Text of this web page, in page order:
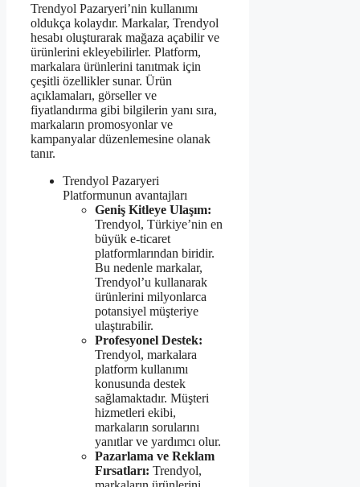
Trendyol Pazaryeri’nin kullanımı
oldukça kolaydır. Markalar, Trendyol
hesabı oluşturarak mağaza açabilir ve
ürünlerini ekleyebilirler. Platform,
markalara ürünlerini tanıtmak için
çeşitli özellikler sunar. Ürün
açıklamaları, görseller ve
fiyatlandırma gibi bilgilerin yanı sıra,
markaların promosyonlar ve
kampanyalar düzenlemesine olanak
tanır.
Trendyol Pazaryeri
Platformunun avantajları
Geniş Kitleye Ulaşım:
Trendyol, Türkiye’nin en
büyük e-ticaret
platformlarından biridir.
Bu nedenle markalar,
Trendyol’u kullanarak
ürünlerini milyonlarca
potansiyel müşteriye
ulaştırabilir.
Profesyonel Destek:
Trendyol, markalara
platform kullanımı
konusunda destek
sağlamaktadır. Müşteri
hizmetleri ekibi,
markaların sorularını
yanıtlar ve yardımcı olur.
Pazarlama ve Reklam
Fırsatları: Trendyol,